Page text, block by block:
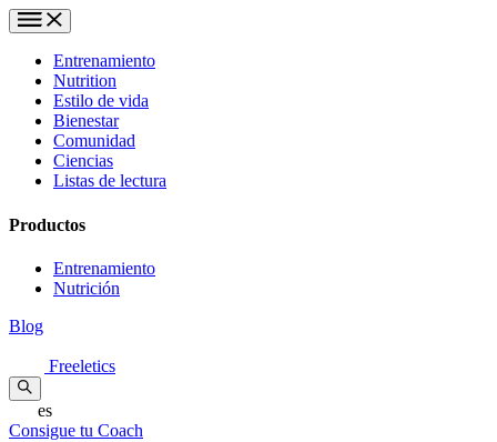
Entrenamiento
Nutrition
Estilo de vida
Bienestar
Comunidad
Ciencias
Listas de lectura
Productos
Entrenamiento
Nutrición
Blog
Freeletics
es
Consigue tu Coach